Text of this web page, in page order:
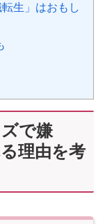
生」はおもし
で嫌
理由を考